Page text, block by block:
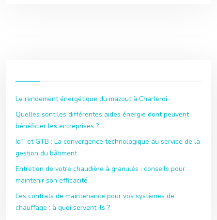
Le rendement énergétique du mazout à Charleroi
Quelles sont les différentes aides énergie dont peuvent
bénéficier les entreprises ?
IoT et GTB : La convergence technologique au service de la
gestion du bâtiment
Entretien de votre chaudière à granulés : conseils pour
maintenir son efficacité
Les contrats de maintenance pour vos systèmes de
chauffage : à quoi servent ils ?